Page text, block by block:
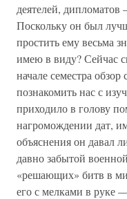
деятелей,
Поскольку он был
простить ему весьма
имею в виду? Сейчас
начале семестра
познакомить нас с
приходило в голову
нагромождении дат,
объяснения он давал
давно забытой
«решающих» битв в
его с мелками в руке